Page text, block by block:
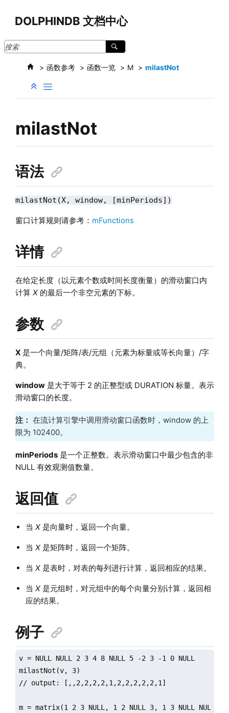
DOLPHINDB 文档中心
函数参考 函数一览 M milastNot
milastNot
语法
milastNot(X, window, [minPeriods])
窗口计算规则请参考： mFunctions
详情
在给定长度（以元素个数或时间长度衡量）的滑动窗口内
计算 X的最后一个非空元素的下标。
参数
X 是一个向量/矩阵/表/元组（元素为标量或等长向量）/字
典。
window是大于等于 2 的正整型或 DURATION 标量。表示
滑动窗口的长度。
注： 在流计算引擎中调用滑动窗口函数时，window 的上
限为 102400。
minPeriods是一个正整数。表示滑动窗口中最少包含的非
NULL 有效观测值数量。
返回值
当 X是向量时，返回一个向量。
当 X是矩阵时，返回一个矩阵。
当 X是表时，对表的每列进行计算，返回相应的结果。
当 X是元组时，对元组中的每个向量分别计算，返回相
应的结果。
例子
v = NULL NULL 2 3 4 8 NULL 5 -2 3 -1 0 NULL
milastNot(v, 3)
// output: [,,2,2,2,2,1,2,2,2,2,2,1]
m = matrix(1 2 3 NULL, 1 2 NULL 3, 1 3 NULL NULL,